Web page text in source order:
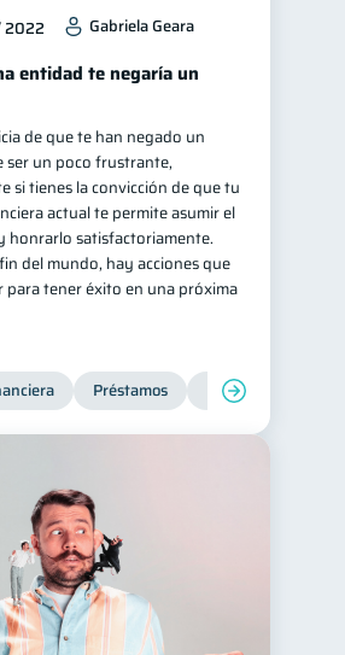
2022 Gabriela Geara
entidad te negaría un
de que te han negado un
ser un poco frustrante,
si tienes la convicción de que tu
actual te permite asumir el
honrarlo satisfactoriamente.
del mundo, hay acciones que
para tener éxito en una próxima
Préstamos Productos